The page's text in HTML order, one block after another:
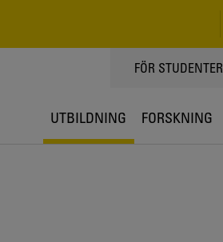
TOPPMENY
FÖR STUDENTER
UTBILDNING FORSKNING